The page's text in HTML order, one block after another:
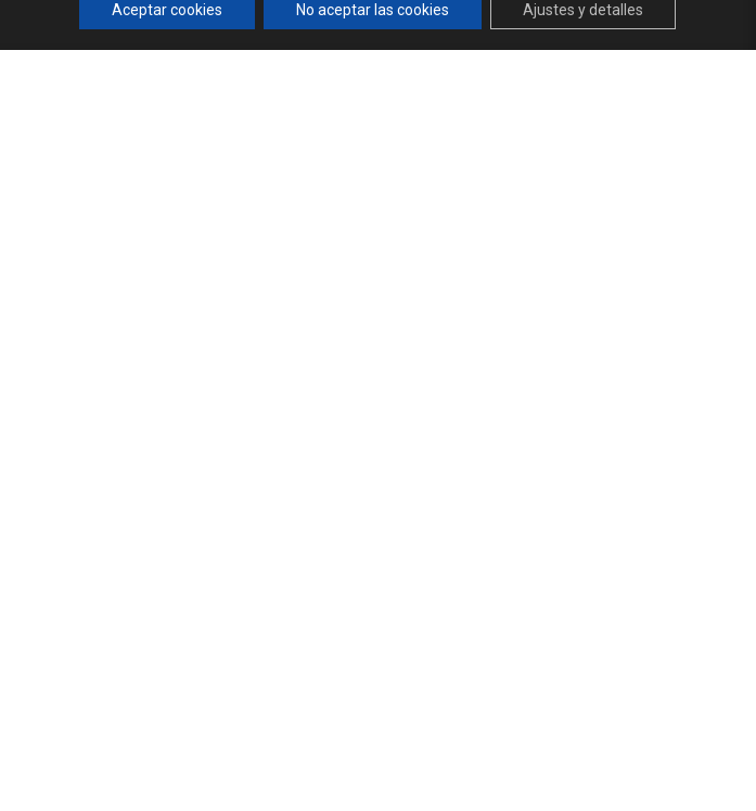
Aceptar cookies No aceptar las cookies Ajustes y detalles